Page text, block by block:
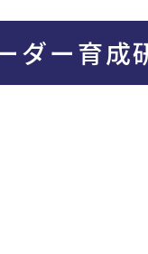
ダー育成